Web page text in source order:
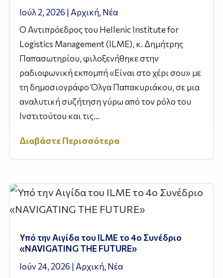
Ιούλ 2, 2026 | Αρχική, Νέα
Ο Αντιπρόεδρος του Hellenic Institute for
Logistics Management (ILME), κ. Δημήτρης
Παπασωτηρίου, φιλοξενήθηκε στην
ραδιοφωνική εκπομπή «Είναι στο χέρι σου» με
τη δημοσιογράφο Όλγα Παπακυριάκου, σε μια
αναλυτική συζήτηση γύρω από τον ρόλο του
Ινστιτούτου και τις...
Διαβάστε Περισσότερα
Υπό την Αιγίδα του ILME το 4ο Συνέδριο
«NAVIGATING THE FUTURE»
Ιούν 24, 2026 | Αρχική, Νέα